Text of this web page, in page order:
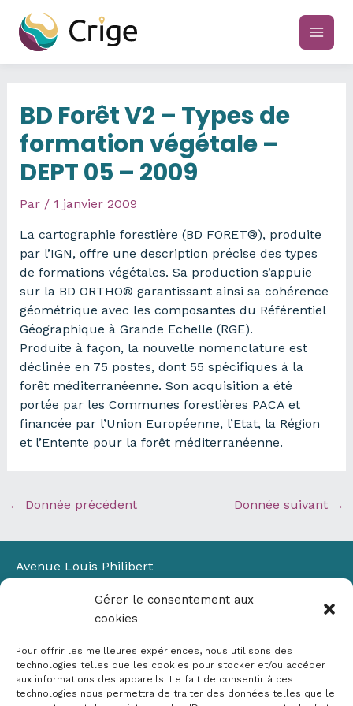
Gérer le consentement aux
cookies
Pour offrir les meilleures expériences, nous utilisons des
technologies telles que les cookies pour stocker et/ou accéder
aux informations des appareils. Le fait de consentir à ces
technologies nous permettra de traiter des données telles que le
contenu
main
BD Forêt V2 – Types de
formation végétale –
DEPT 05 – 2009
Par / 1 janvier 2009
La cartographie forestière (BD FORET®), produite
par l’IGN, offre une description précise des types
de formations végétales. Sa production s’appuie
sur la BD ORTHO® garantissant ainsi sa cohérence
géométrique avec les composantes du Référentiel
Géographique à Grande Echelle (RGE).
Produite à façon, la nouvelle nomenclature est
déclinée en 75 postes, dont 55 spécifiques à la
forêt méditerranéenne. Son acquisition a été
portée par les Communes forestières PACA et
financée par l’Union Européenne, l’Etat, la Région
et l’Entente pour la forêt méditerranéenne.
← Donnée précédent Donnée suivant →
Avenue Louis Philibert
Bâtiment Laennec
13100 Aix-en-Provence
✉ contact@crige-paca.org